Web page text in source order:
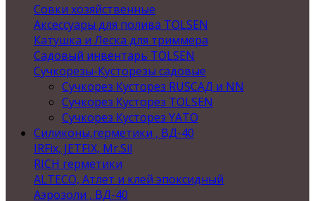
Совки хозяйственные
Аксессуары для полива TOLSEN
Катушка и Леска для триммера
Садовый инвентарь TOLSEN
Сучкорезы-Кусторезы садовые
Сучкорез Кусторез RUSСАД и NN
Сучкорез Кусторез TOLSEN
Сучкорез Кусторез YATO
Силиконы,герметики , ВД-40
IRFix, JETFIX, Mr.Sil
RICH герметики
ALTECO, Атлет и клей эпоксидный
Аэрозоли , ВД-40